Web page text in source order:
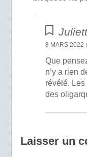
8 MARS 2022
Que
n’y a rien
révélé. Les
des
Laisser un